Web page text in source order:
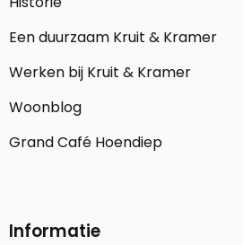
Een duurzaam Kruit & Kramer
Werken bij Kruit & Kramer
Woonblog
Grand Café Hoendiep
Informatie